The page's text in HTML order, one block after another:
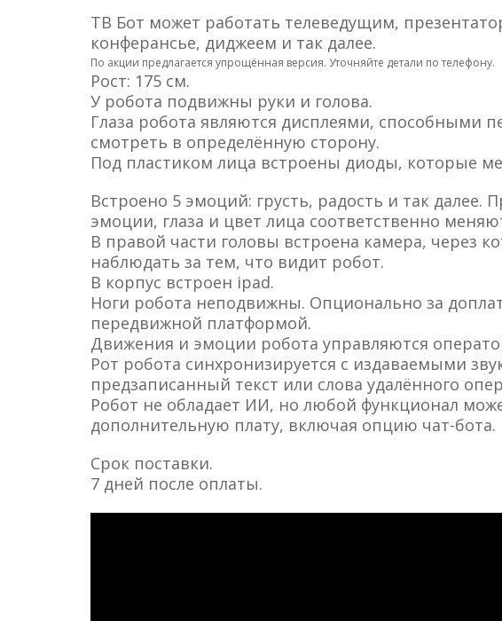
ТВ Бот может работать телеведущим,
конферансье, диджеем и так далее.
По акции предлагается упрощённая версия. Уточняйте детали по телефону.
Рост: 175 см.
У робота подвижны руки и голова.
Глаза робота являются дисплеями, способными
смотреть в определённую сторону.
Под пластиком лица встроены диоды, которые
Встроено 5 эмоций: грусть, радость и так
эмоции, глаза и цвет лица соответственно
В правой части головы встроена камера, через
наблюдать за тем, что видит робот.
В корпус встроен ipad.
Ноги робота неподвижны. Опционально за
передвижной платформой.
Движения и эмоции робота управляются
Рот робота синхронизируется с издаваемыми
предзаписанный текст или слова удалённого
Робот не обладает ИИ, но любой функционал
дополнительную плату, включая опцию чат-бота.
Срок поставки.
7 дней после оплаты.